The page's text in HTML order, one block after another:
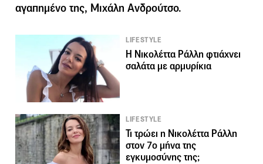
αγαπημένο της, Μιχάλη Ανδρούτσο.
LIFESTYLE
Η Νικολέττα Ράλλη φτιάχνει
σαλάτα με αρμυρίκια
LIFESTYLE
Τι τρώει η Νικολέττα Ράλλη
στον 7ο μήνα της
εγκυμοσύνης της;